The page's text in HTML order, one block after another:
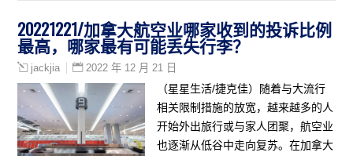
20221221/加拿大航空业哪家收到的投诉比例
最高，哪家最有可能丢失行李？
jackjia 2022 年 12 月 21 日
（星星生活/捷克佳）随着与大流行
相关限制措施的放宽，越来越多的人
开始外出旅行或与家人团聚，航空业
也逐渐从低谷中走向复苏。在加拿大